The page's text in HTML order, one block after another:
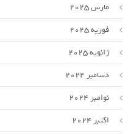
مارس 2025
فوریه 2025
ژانویه 2025
دسامبر 2024
نوامبر 2024
اکتبر 2024